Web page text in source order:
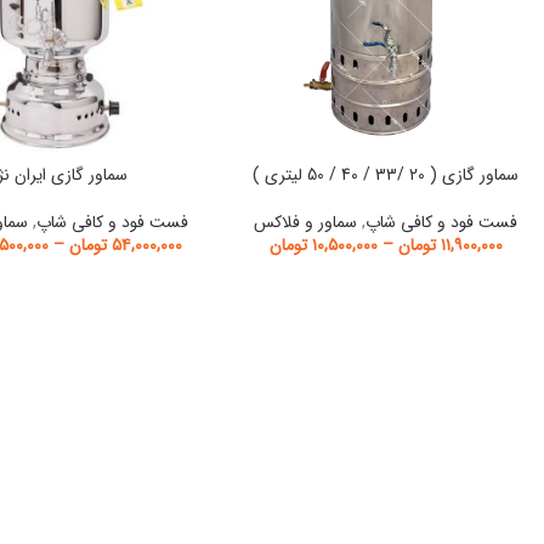
سماور گازی ( 20 /33 / 40 / 50 لیتری )
فست فود و کافی شاپ, سماور و فلاکس
۱۱,۹۰۰,۰۰۰تومان– ۱۰,۵۰۰,۰۰۰تومان
سماور گازی ایران
فست فود و کافی شاپ,
۵۴,۰۰۰,۰۰۰تومان–